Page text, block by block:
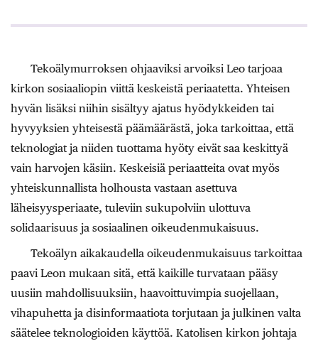
Tekoälymurroksen ohjaaviksi arvoiksi Leo tarjoaa
kirkon sosiaaliopin viittä keskeistä periaatetta. Yhteisen
hyvän lisäksi niihin sisältyy ajatus hyödykkeiden tai
hyvyyksien yhteisestä päämäärästä, joka tarkoittaa, että
teknologiat ja niiden tuottama hyöty eivät saa keskittyä
vain harvojen käsiin. Keskeisiä periaatteita ovat myös
yhteiskunnallista holhousta vastaan asettuva
läheisyysperiaate, tuleviin sukupolviin ulottuva
solidaarisuus ja sosiaalinen oikeudenmukaisuus.
Tekoälyn aikakaudella oikeudenmukaisuus tarkoittaa
paavi Leon mukaan sitä, että kaikille turvataan pääsy
uusiin mahdollisuuksiin, haavoittuvimpia suojellaan,
vihapuhetta ja disinformaatiota torjutaan ja julkinen valta
säätelee teknologioiden käyttöä. Katolisen kirkon johtaja